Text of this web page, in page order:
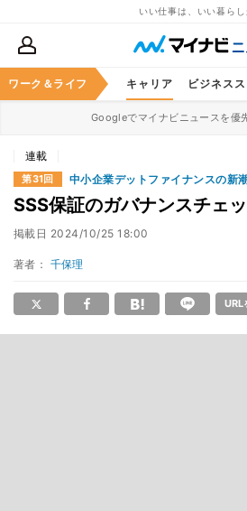
いい仕事は、いい暮らし
ワーク＆ライフ キャリア ビジネス
Googleでマイナビニュースを優
連載
第31回 中小企業デットファイナンスの新
SSS保証のガバナンスチェ
掲載日 2024/10/25 18:00
著者： 千保理
URL